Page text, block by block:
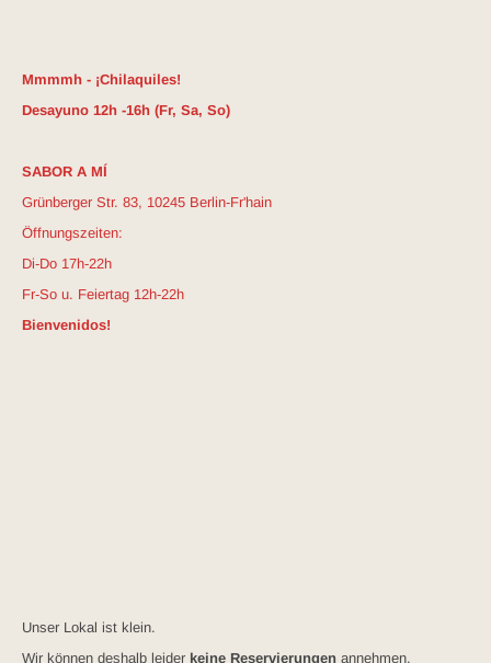
Mmmmh - ¡Chilaquiles!
Desayuno 12h -16h (Fr, Sa, So)
SABOR A MÍ
Grünberger Str. 83, 10245 Berlin-Fr'hain
Öffnungszeiten:
Di-Do 17h-22h
Fr-So u. Feiertag 12h-22h
Bienvenidos!
Unser Lokal ist klein.
Wir können deshalb leider keine Reservierungen annehmen.